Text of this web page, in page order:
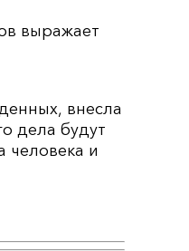
выражает
внесла
дела будут
человека и